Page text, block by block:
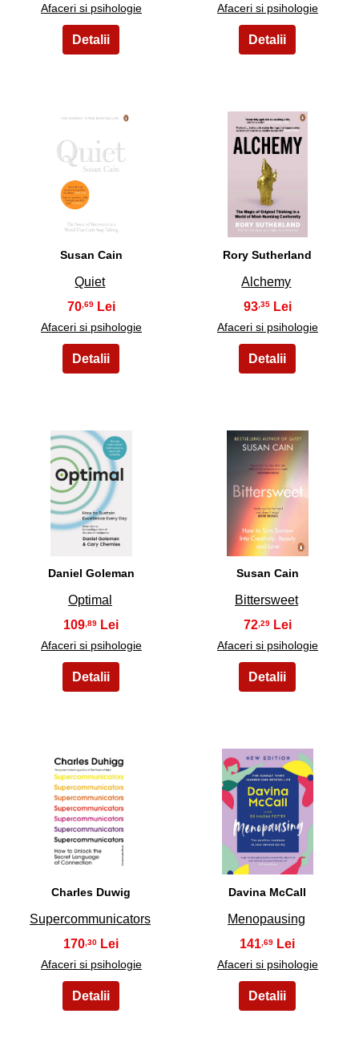
Afaceri si psihologie Afaceri si psihologie
15
Susan Cain
Quiet
70,69
Afaceri si psihologie
16
Rory Sutherland
Alchemy
93,35
Afaceri si psihologie
17
Daniel Goleman
Optimal
109 ,89
Afaceri si psihologie
18
Susan Cain
Bittersweet
72 ,29
Afaceri si psihologie
19
Charles Duwig
Supercommunicators
170 ,30
Afaceri si psihologie
20
Davina McCall
Menopausing
141 ,69
Afaceri si psihologie